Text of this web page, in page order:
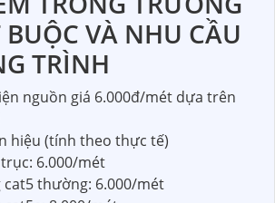
BUỘC VÀ NHU CẦU
TRÌNH
nguồn giá 6.000đ/mét dựa trên
hiệu (tính theo thực tế)
6.000/mét
cat5 thường: 6.000/mét